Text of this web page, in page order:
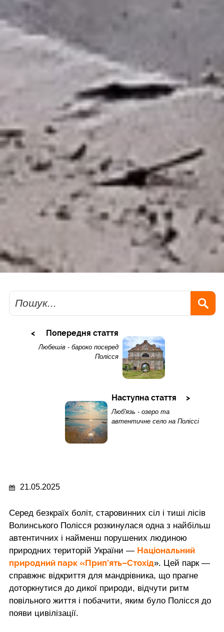
Пошук
Попередня стаття
Любешів - бароко посеред
Полісся
Наступна стаття
Люб'язь - озеро та
автентичне село на Поліссі
21.05.2025
Серед безкраїх боліт, старовинних сіл і тиші лісів
Волинського Полісся розкинулася одна з найбільш
автентичних і найменш порушених людиною
природних територій України — Національний
природний парк «Прип’ять–Стохід». Цей парк —
справжнє відкриття для мандрівника, що прагне
доторкнутися до дикої природи, відчути ритм
повільного життя і побачити, яким було Полісся до
появи цивілізації.